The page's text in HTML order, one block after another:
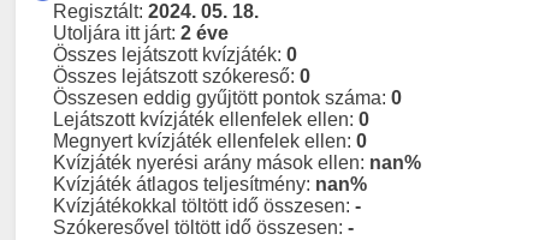
Regisztált: 2024. 05. 18.
Utoljára itt járt: 2 éve
Összes lejátszott kvízjáték: 0
Összes lejátszott szókereső: 0
Összesen eddig gyűjtött pontok száma: 0
Lejátszott kvízjáték ellenfelek ellen: 0
Megnyert kvízjáték ellenfelek ellen: 0
Kvízjáték nyerési arány mások ellen: nan%
Kvízjáték átlagos teljesítmény: nan%
Kvízjátékokkal töltött idő összesen: -
Szókeresővel töltött idő összesen: -